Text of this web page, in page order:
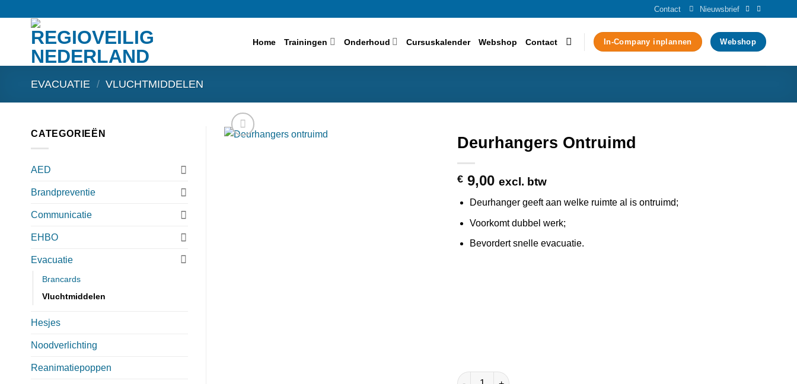
Contact Nieuwsbrief
Home Trainingen Onderhoud Cursuskalender Webshop Contact In-Company inplannen Webshop
EVACUATIE / VLUCHTMIDDELEN
CATEGORIEËN
AED
Brandpreventie
Communicatie
EHBO
Evacuatie
Brancards
Vluchtmiddelen
Hesjes
Noodverlichting
Reanimatiepoppen
Deurhangers Ontruimd
€ 9,00 excl. btw
Deurhanger geeft aan welke ruimte al is ontruimd;
Voorkomt dubbel werk;
Bevordert snelle evacuatie.
Deurhangers Ontruimd aantal